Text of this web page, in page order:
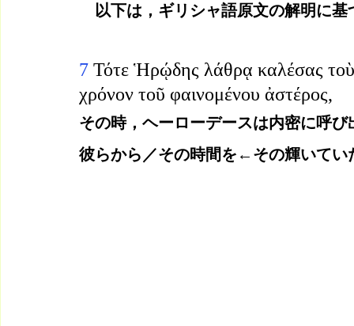
以下は，ギリシャ語原文の解明に基
7 Τότε Ἡρῴδης λάθρᾳ καλέσας
χρόνον τοῦ φαινομένου ἀστέρος,
その時，ヘーローデースは内密に呼
彼らから／その時間を←その輝いてい